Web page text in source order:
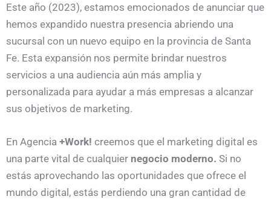
Este año (2023), estamos emocionados de anunciar que
hemos expandido nuestra presencia abriendo una
sucursal con un nuevo equipo en la provincia de Santa
Fe. Esta expansión nos permite brindar nuestros
servicios a una audiencia aún más amplia y
personalizada para ayudar a más empresas a alcanzar
sus objetivos de marketing.
En Agencia +Work! creemos que el marketing digital es
una parte vital de cualquier negocio moderno. Si no
estás aprovechando las oportunidades que ofrece el
mundo digital, estás perdiendo una gran cantidad de